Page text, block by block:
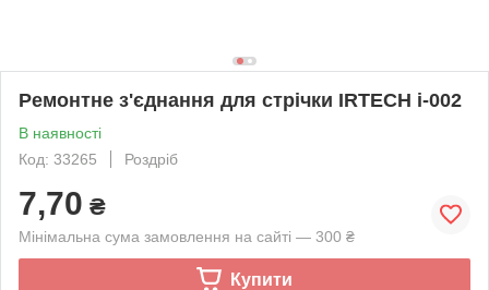
Ремонтне з'єднання для стрічки IRTECH i-002
В наявності
Код: 33265
Роздріб
7,70 ₴
Мінімальна сума замовлення на сайті — 300 ₴
Купити